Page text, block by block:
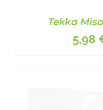
Tekka
5,98